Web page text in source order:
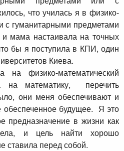
что училась я в физико-
с гуманитарными предметами
мама настаивала на точных
бы я поступила в КПИ, один
Киева.
физико-математический
на математику, перечить
они меня обеспечивают и
будущее. Я это
предназначение в жизни как
и цель найти хорошо
ставила перед собой.